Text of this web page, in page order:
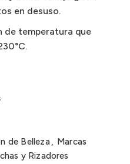
en desuso.
de temperatura que
de Belleza, Marcas
y Rizadores